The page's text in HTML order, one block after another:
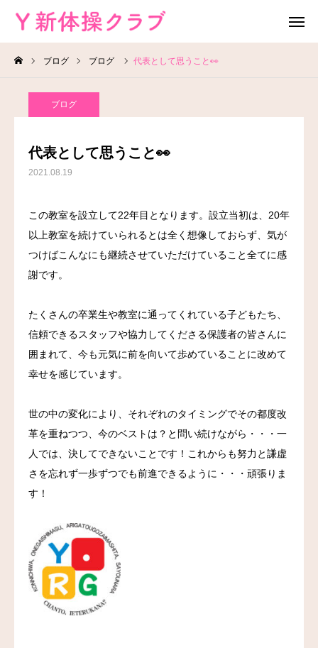
ブログ ブログ 代表として思うこと👀
ブログ
代表として思うこと👀
2021.08.19
この教室を設立して22年目となります。設立当初は、20年
以上教室を続けていられるとは全く想像しておらず、気が
つけばこんなにも継続させていただけていること全てに感
謝です。
たくさんの卒業生や教室に通ってくれている子どもたち、
信頼できるスタッフや協力してくださる保護者の皆さんに
囲まれて、今も元気に前を向いて歩めていることに改めて
幸せを感じています。
世の中の変化により、それぞれのタイミングでその都度改
革を重ねつつ、今のベストは？と問い続けながら・・・一
人では、決してできないことです！これからも努力と謙虚
さを忘れず一歩ずつでも前進できるように・・・頑張りま
す！
無料体験
HOME
教室概要
よくある質問
ブログ